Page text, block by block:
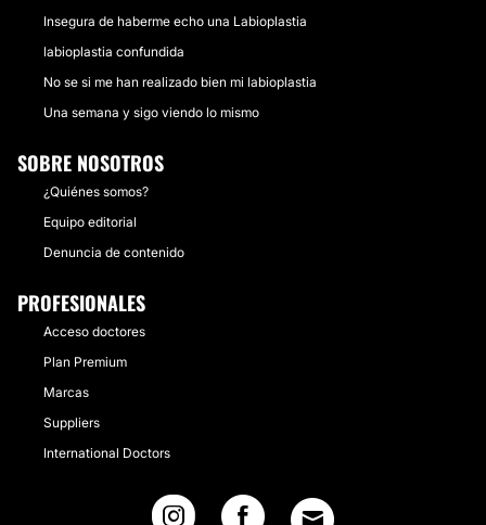
Insegura de haberme echo una Labioplastia
labioplastia confundida
No se si me han realizado bien mi labioplastia
Una semana y sigo viendo lo mismo
SOBRE NOSOTROS
¿Quiénes somos?
Equipo editorial
Denuncia de contenido
PROFESIONALES
Acceso doctores
Plan Premium
Marcas
Suppliers
International Doctors